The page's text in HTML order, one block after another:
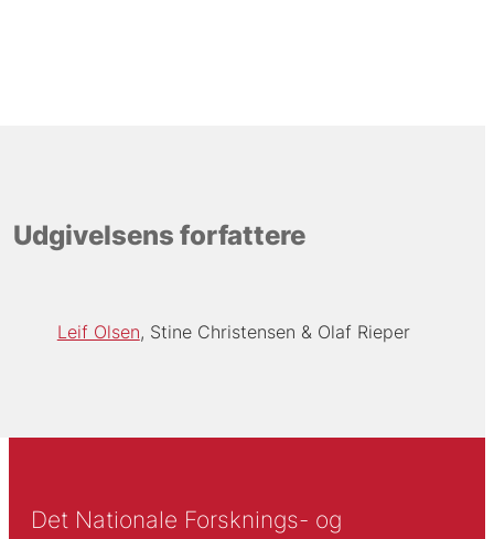
Udgivelsens forfattere
Leif Olsen Stine Christensen Olaf Rieper
Det Nationale Forsknings- og